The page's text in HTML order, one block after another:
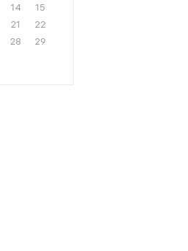
14
15
21
22
28
29